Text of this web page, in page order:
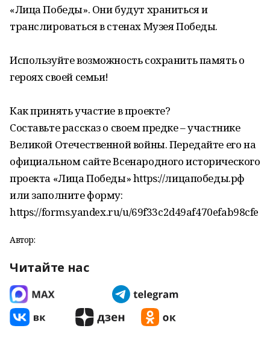
«Лица Победы». Они будут храниться и
транслироваться в стенах Музея Победы.
Используйте возможность сохранить память о
героях своей семьи!
Как принять участие в проекте?
Составьте рассказ о своем предке – участнике
Великой Отечественной войны. Передайте его на
официальном сайте Всенародного исторического
проекта «Лица Победы» https://лицапобеды.рф
или заполните форму:
https://forms.yandex.ru/u/69f33c2d49af470efab98cfe
Автор:
Читайте нас